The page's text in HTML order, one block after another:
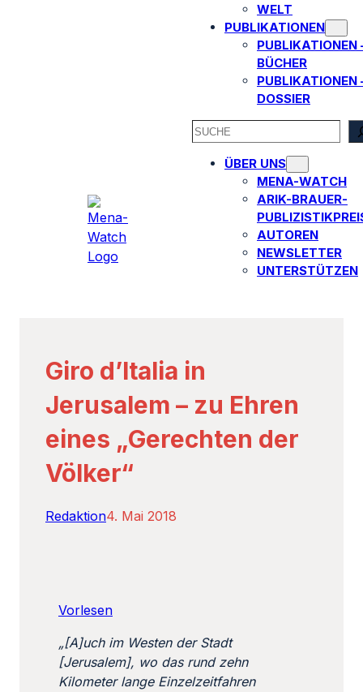
WELT
PUBLIKATIONEN
PUBLIKATIONEN
BÜCHER
PUBLIKATIONEN
DOSSIER
SEARCH
ÜBER UNS
MENA-WATCH
ARIK-BRAUER-
AUTOREN​
NEWSLETTER
UNTERSTÜTZEN
Giro d’Italia in
Jerusalem – zu Ehren
eines „Gerechten der
Völker“
Redaktion4. Mai 2018
Vorlesen
„[A]uch im Westen der Stadt
[Jerusalem], wo das rund zehn
Kilometer lange Einzelzeitfahren